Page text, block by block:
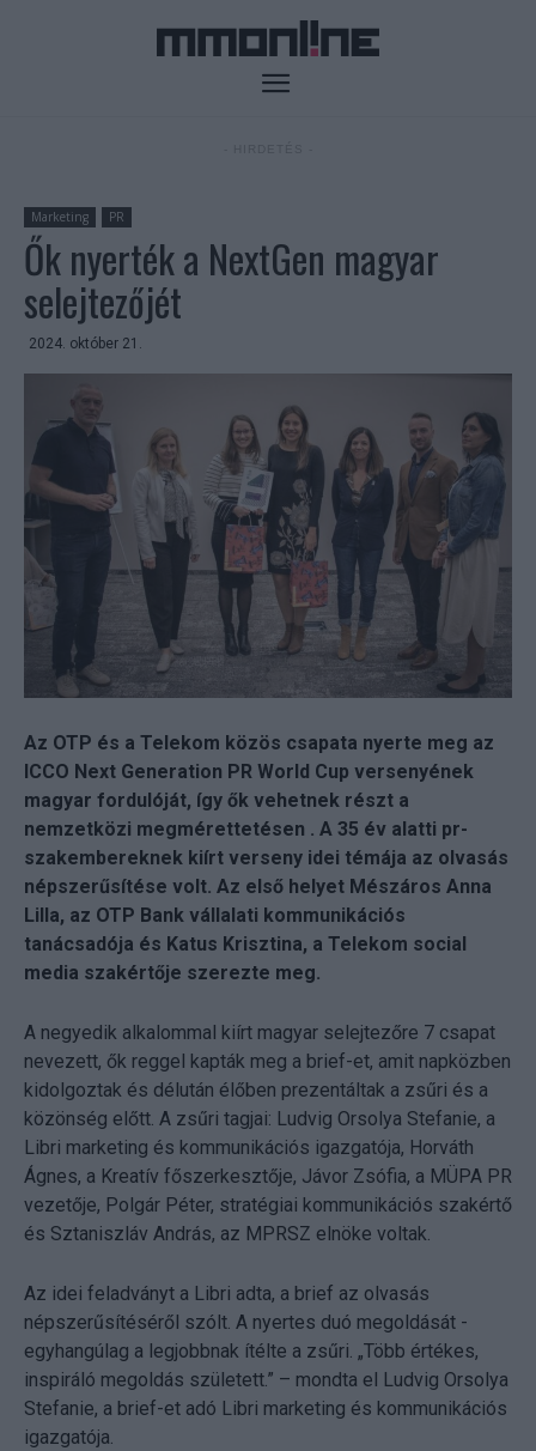
Marketing PR
Ők nyerték a NextGen magyar
selejtezőjét
2024. október 21.
Az OTP és a Telekom közös csapata nyerte meg az
ICCO Next Generation PR World Cup versenyének
magyar fordulóját, így ők vehetnek részt a
nemzetközi megmérettetésen . A 35 év alatti pr-
szakembereknek kiírt verseny idei témája az olvasás
népszerűsítése volt. Az első helyet Mészáros Anna
Lilla, az OTP Bank vállalati kommunikációs
tanácsadója és Katus Krisztina, a Telekom social
media szakértője szerezte meg.
A negyedik alkalommal kiírt magyar selejtezőre 7 csapat
nevezett, ők reggel kapták meg a brief-et, amit napközben
kidolgoztak és délután élőben prezentáltak a zsűri és a
közönség előtt. A zsűri tagjai: Ludvig Orsolya Stefanie, a
Libri marketing és kommunikációs igazgatója, Horváth
Ágnes, a Kreatív főszerkesztője, Jávor Zsófia, a MÜPA PR
vezetője, Polgár Péter, stratégiai kommunikációs szakértő
és Sztaniszláv András, az MPRSZ elnöke voltak.
Az idei feladványt a Libri adta, a brief az olvasás
népszerűsítéséről szólt. A nyertes duó megoldását -
egyhangúlag a legjobbnak ítélte a zsűri. „Több értékes,
inspiráló megoldás született.” – mondta el Ludvig Orsolya
Stefanie, a brief-et adó Libri marketing és kommunikációs
igazgatója.